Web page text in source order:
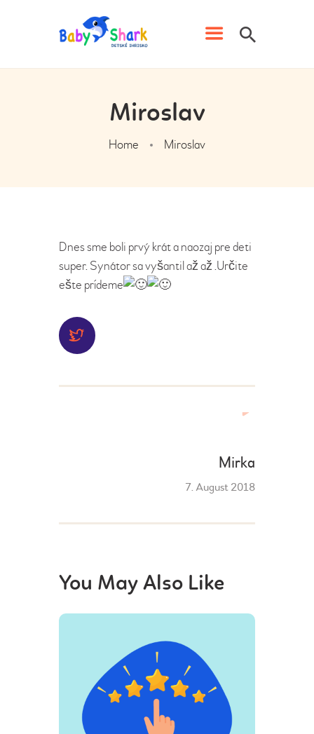
Miroslav
Home Miroslav
PREVÁDZKOVÝ PORIADOK
GALÉRIA
Dnes sme boli prvý krát a naozaj pre deti
super. Synátor sa vyšantil až až .Určite
ešte prídeme
Mirka
7. August 2018
You May Also Like